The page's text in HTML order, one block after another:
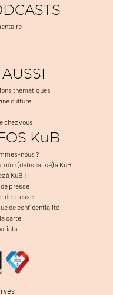
AUSSI
thématiques
culturel
chez vous
KuB
nous ?
don (défiscalisé) à KuB
à KuB !
de presse
de presse
de confidentialité
carte